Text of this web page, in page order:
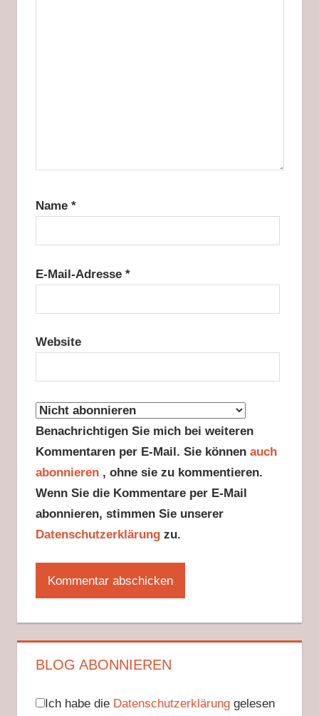
Name *
E-Mail-Adresse *
Website
Benachrichtigen Sie mich bei weiteren
Kommentaren per E-Mail. Sie können auch
abonnieren , ohne sie zu kommentieren.
Wenn Sie die Kommentare per E-Mail
abonnieren, stimmen Sie unserer
Datenschutzerklärungzu.
BLOG ABONNIEREN
Ich habe die Datenschutzerklärunggelesen